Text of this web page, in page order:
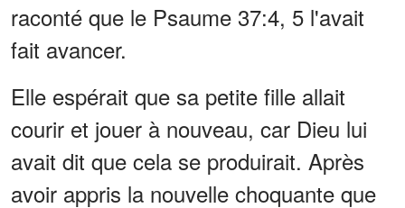
raconté que le Psaume 37:4, 5 l'avait
fait avancer.
Elle espérait que sa petite fille allait
courir et jouer à nouveau, car Dieu lui
avait dit que cela se produirait. Après
avoir appris la nouvelle choquante que